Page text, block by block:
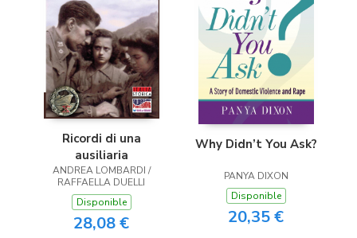
Ricordi di una
ausiliaria
ANDREA LOMBARDI /
RAFFAELLA DUELLI
Disponible
28,08 €
Why Didn’t You Ask?
PANYA DIXON
Disponible
20,35 €